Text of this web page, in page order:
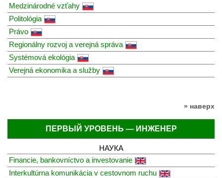
Medzinárodné vzťahy
Politológia
Právo
Regionálny rozvoj a verejná správa
Systémová ekológia
Verejná ekonomika a služby
» наверх
ПЕРВЫЙ УРОВЕНЬ — ИНЖЕНЕР
НАУКА
Financie, bankovníctvo a investovanie
Interkultúrna komunikácia v cestovnom ruchu